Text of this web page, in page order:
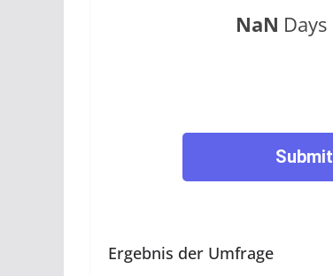
NaN Days
Submit
Ergebnis der Umfrage